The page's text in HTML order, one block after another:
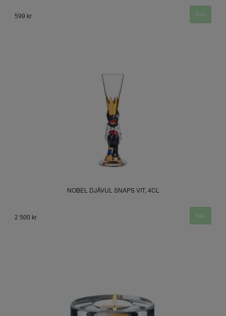
599 kr
NOBEL DJÄVUL SNAPS VIT, 4CL
2 500 kr